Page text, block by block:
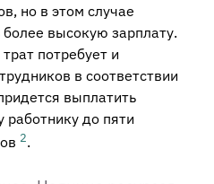
но в этом случае
высокую зарплату.
потребует и
в соответствии
выплатить
до пяти
2.